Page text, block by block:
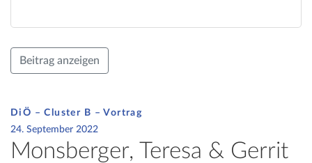
Beitrag anzeigen
DiÖ – Cluster B – Vortrag
24. September 2022
Monsberger, Teresa & Gerrit